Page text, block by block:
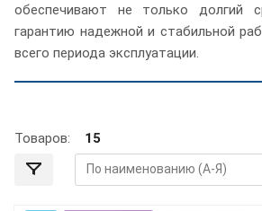
обеспечивают не только долгий
гарантию надежной и стабильной
всего периода эксплуатации.
Товаров: 15